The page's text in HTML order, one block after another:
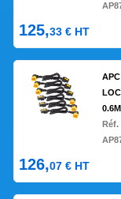
125,33 € HT
0.6M
Réf.
126,07 € HT